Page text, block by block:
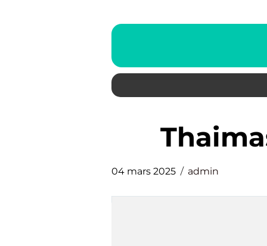
04 mars 2025 admin